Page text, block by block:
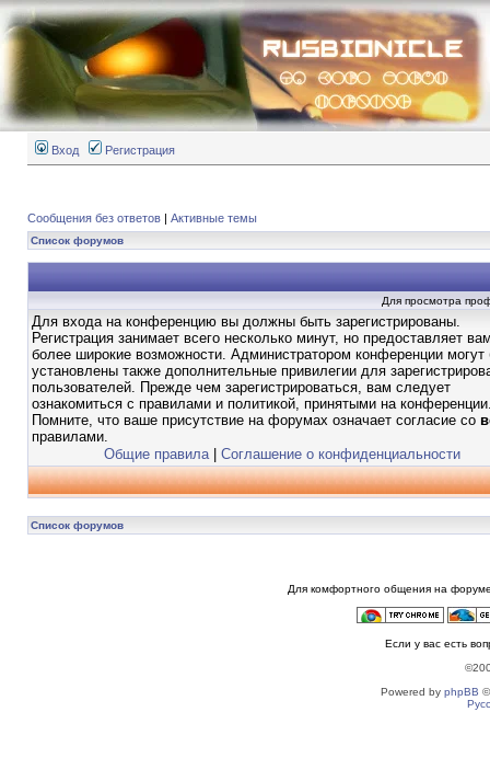
Вход Регистрация
Сообщения без ответов | Активные темы
Список форумов
Для просмотра
Для входа на конференцию вы должны быть зарегистрированы.
Регистрация занимает всего несколько минут, но предоставляет
более широкие возможности. Администратором конференции могут
установлены также дополнительные привилегии для
пользователей. Прежде чем зарегистрироваться, вам следует
ознакомиться с правилами и политикой, принятыми на
Помните, что ваше присутствие на форумах означает согласие со
правилами.
Общие правила| Соглашение о конфиденциальности
Список форумов
Для комфортного общения на
Если у вас есть
Powered by phpBB